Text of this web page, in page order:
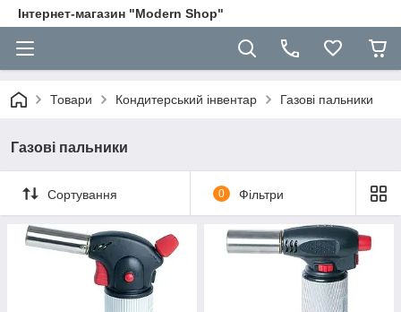
Інтернет-магазин "Modern Shop"
Товари Кондитерський інвентар Газові пальники
Газові пальники
Сортування 0 Фільтри